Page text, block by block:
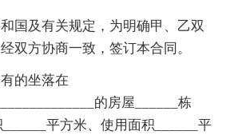
国及有关规定，为明确甲、乙双
双方协商一致，签订本合同。
的坐落在
的房屋______栋
______平方米、使用面积______平